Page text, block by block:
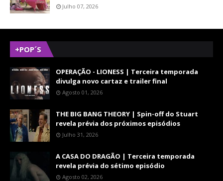
Julho 07, 2026
+POP´S
OPERAÇÃO - LIONESS | Terceira temporada
divulga novo cartaz e trailer final
Agosto 01, 2026
THE BIG BANG THEORY | Spin-off do Stuart
revela prévia dos próximos episódios
Julho 31, 2026
A CASA DO DRAGÃO | Terceira temporada
revela prévia do sétimo episódio
Agosto 02, 2026